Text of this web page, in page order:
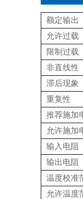
额定输出
允许过载
限制过载
非直线性
滞后现象
重复性
推荐施加
允许施加
输入电阻
输出电阻
温度校准
允许温度